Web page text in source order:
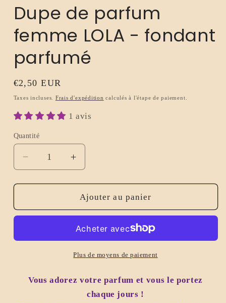
Dupe de parfum
femme LOLA - fondant
parfumé
Prix
habituel
€2,50 EUR
Taxes incluses. Frais d'expédition calculés à l'étape de paiement.
1 avis
Quantité
Réduire
la
quantité
Dupe
femme
fondant
Augmenter
la
quantité
de
Dupe
parfum
femme
LOLA
fondant
parfumé
Ajouter au panier
Plus de moyens de paiement
Vous adorez votre parfum et vous le portez
chaque jours !